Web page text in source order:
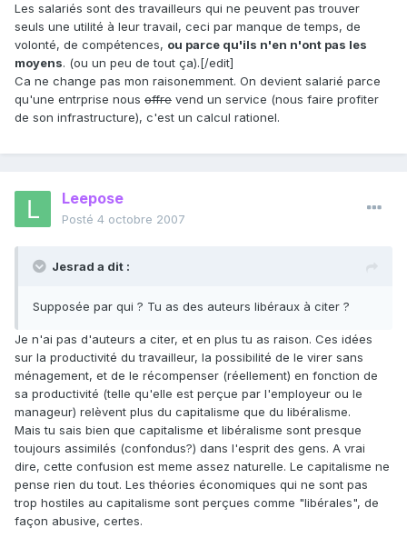
Les salariés sont des travailleurs qui ne peuvent pas trouver
seuls une utilité à leur travail, ceci par manque de temps, de
volonté, de compétences, ou parce qu'ils n'en n'ont pas les
moyens. (ou un peu de tout ça).[/edit]
Ca ne change pas mon raisonemment. On devient salarié parce
qu'une entrprise nous offre vend un service (nous faire profiter
de son infrastructure), c'est un calcul rationel.
Leepose
Posté 4 octobre 2007
Jesrad a dit :
Supposée par qui ? Tu as des auteurs libéraux à citer ?
Je n'ai pas d'auteurs a citer, et en plus tu as raison. Ces idées
sur la productivité du travailleur, la possibilité de le virer sans
ménagement, et de le récompenser (réellement) en fonction de
sa productivité (telle qu'elle est perçue par l'employeur ou le
manageur) relèvent plus du capitalisme que du libéralisme.
Mais tu sais bien que capitalisme et libéralisme sont presque
toujours assimilés (confondus?) dans l'esprit des gens. A vrai
dire, cette confusion est meme assez naturelle. Le capitalisme ne
pense rien du tout. Les théories économiques qui ne sont pas
trop hostiles au capitalisme sont perçues comme "libérales", de
façon abusive, certes.